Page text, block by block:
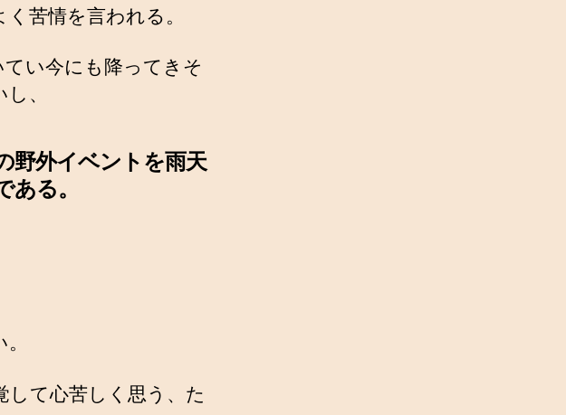
苦情を言われる。
い今にも降ってきそ
、
野外イベントを雨天
る。
て心苦しく思う、た